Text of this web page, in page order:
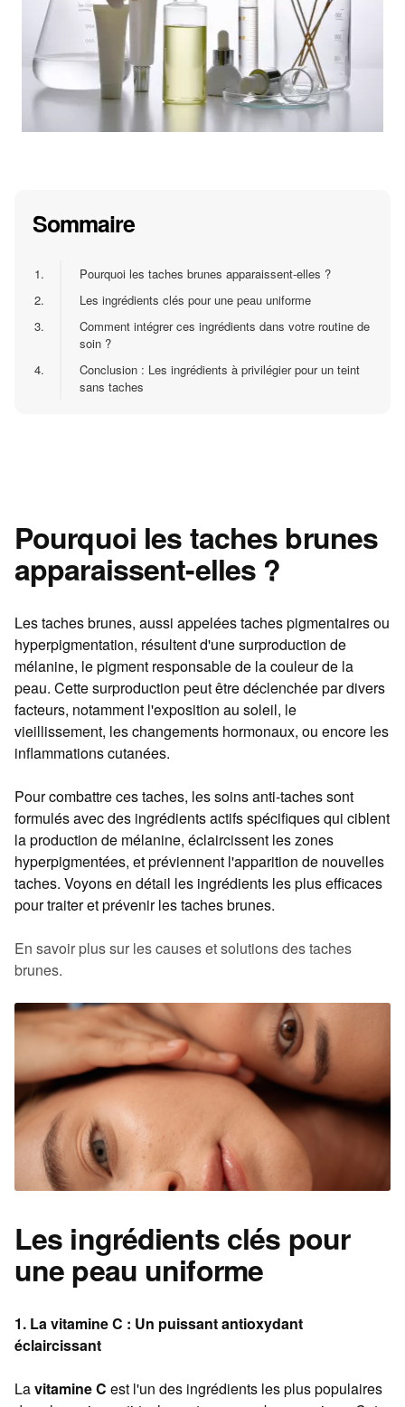
Sommaire
1.
Pourquoi les taches brunes apparaissent-elles ?
2.
Les ingrédients clés pour une peau uniforme
3.
Comment intégrer ces ingrédients dans votre routine de
soin ?
4.
Conclusion : Les ingrédients à privilégier pour un teint
sans taches
Pourquoi les taches brunes
apparaissent-elles ?
Les taches brunes, aussi appelées taches pigmentaires ou
hyperpigmentation, résultent d'une surproduction de
mélanine, le pigment responsable de la couleur de la
peau. Cette surproduction peut être déclenchée par divers
facteurs, notamment l'exposition au soleil, le
vieillissement, les changements hormonaux, ou encore les
inflammations cutanées.
Pour combattre ces taches, les soins anti-taches sont
formulés avec des ingrédients actifs spécifiques qui ciblent
la production de mélanine, éclaircissent les zones
hyperpigmentées, et préviennent l'apparition de nouvelles
taches. Voyons en détail les ingrédients les plus efficaces
pour traiter et prévenir les taches brunes.
En savoir plus sur les causes et solutions des taches
brunes.
Les ingrédients clés pour
une peau uniforme
1. La vitamine C : Un puissant antioxydant
éclaircissant
Lavitamine C est l'un des ingrédients les plus populaires